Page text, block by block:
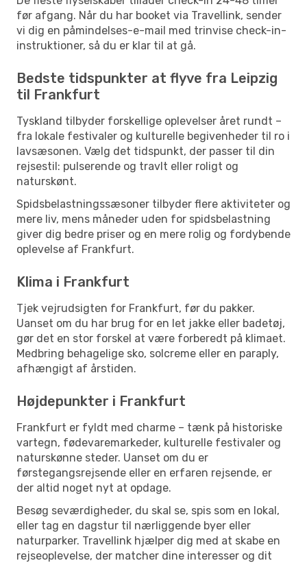
før afgang. Når du har booket via Travellink, sender
vi dig en påmindelses-e-mail med trinvise check-in-
instruktioner, så du er klar til at gå.
Bedste tidspunkter at flyve fra Leipzig
til Frankfurt
Tyskland tilbyder forskellige oplevelser året rundt –
fra lokale festivaler og kulturelle begivenheder til ro i
lavsæsonen. Vælg det tidspunkt, der passer til din
rejsestil: pulserende og travlt eller roligt og
naturskønt.
Spidsbelastningssæsoner tilbyder flere aktiviteter og
mere liv, mens måneder uden for spidsbelastning
giver dig bedre priser og en mere rolig og fordybende
oplevelse af Frankfurt.
Klima i Frankfurt
Tjek vejrudsigten for Frankfurt, før du pakker.
Uanset om du har brug for en let jakke eller badetøj,
gør det en stor forskel at være forberedt på klimaet.
Medbring behagelige sko, solcreme eller en paraply,
afhængigt af årstiden.
Højdepunkter i Frankfurt
Frankfurt er fyldt med charme – tænk på historiske
vartegn, fødevaremarkeder, kulturelle festivaler og
naturskønne steder. Uanset om du er
førstegangsrejsende eller en erfaren rejsende, er
der altid noget nyt at opdage.
Besøg seværdigheder, du skal se, spis som en lokal,
eller tag en dagstur til nærliggende byer eller
naturparker. Travellink hjælper dig med at skabe en
rejseoplevelse, der matcher dine interesser og dit